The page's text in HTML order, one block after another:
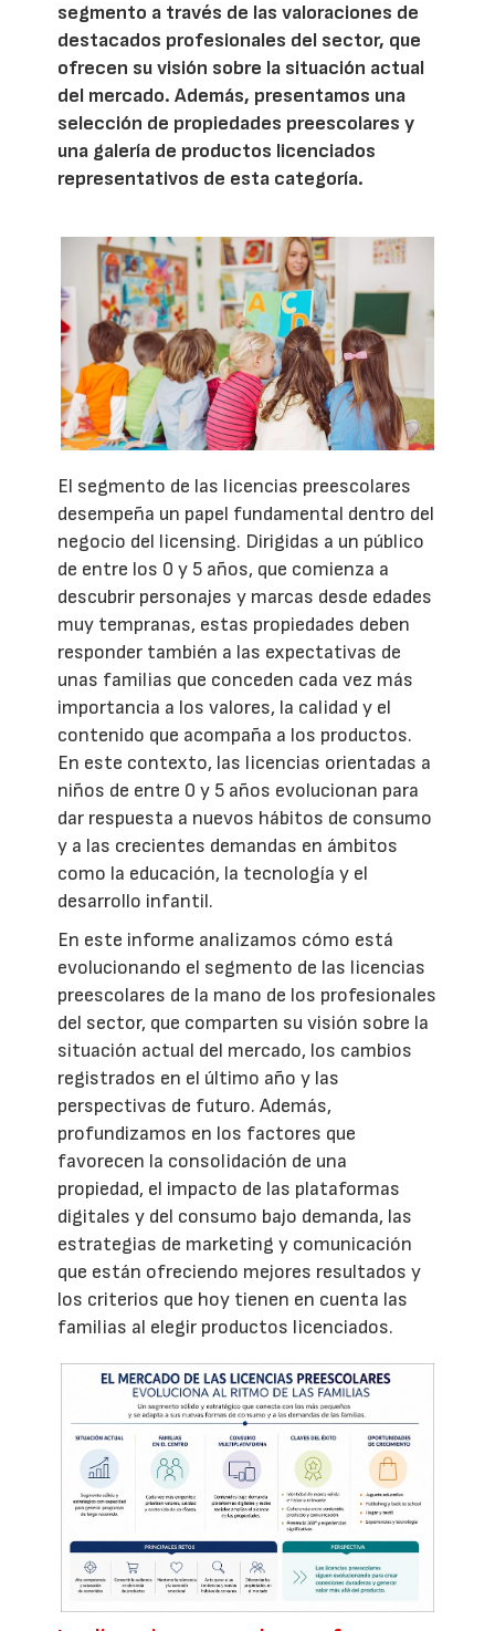
segmento a través de las valoraciones de
destacados profesionales del sector, que
ofrecen su visión sobre la situación actual
del mercado. Además, presentamos una
selección de propiedades preescolares y
una galería de productos licenciados
representativos de esta categoría.
El segmento de las licencias preescolares
desempeña un papel fundamental dentro del
negocio del licensing. Dirigidas a un público
de entre los 0 y 5 años, que comienza a
descubrir personajes y marcas desde edades
muy tempranas, estas propiedades deben
responder también a las expectativas de
unas familias que conceden cada vez más
importancia a los valores, la calidad y el
contenido que acompaña a los productos.
En este contexto, las licencias orientadas a
niños de entre 0 y 5 años evolucionan para
dar respuesta a nuevos hábitos de consumo
y a las crecientes demandas en ámbitos
como la educación, la tecnología y el
desarrollo infantil.
En este informe analizamos cómo está
evolucionando el segmento de las licencias
preescolares de la mano de los profesionales
del sector, que comparten su visión sobre la
situación actual del mercado, los cambios
registrados en el último año y las
perspectivas de futuro. Además,
profundizamos en los factores que
favorecen la consolidación de una
propiedad, el impacto de las plataformas
digitales y del consumo bajo demanda, las
estrategias de marketing y comunicación
que están ofreciendo mejores resultados y
los criterios que hoy tienen en cuenta las
familias al elegir productos licenciados.